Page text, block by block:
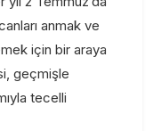
anmak ve
için bir araya
geçmişle
tecelli